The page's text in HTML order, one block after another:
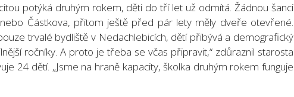
potýká druhým rokem, děti do tří let už odmítá. Žádnou šanci
Částkova, přitom ještě před pár lety měly dveře otevřené.
trvalé bydliště v Nedachlebicích, dětí přibývá a demografický
ročníky. A proto je třeba se včas připravit,“ zdůraznil starosta
24 dětí. „Jsme na hraně kapacity, školka druhým rokem funguje